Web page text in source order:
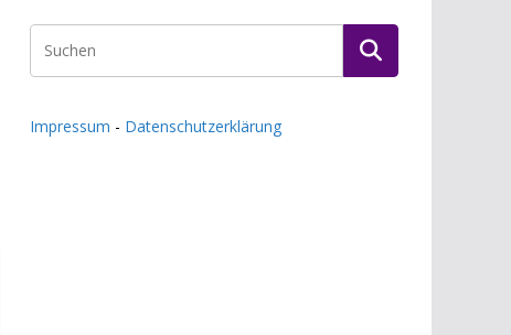
Impressum - Datenschutzerklärung